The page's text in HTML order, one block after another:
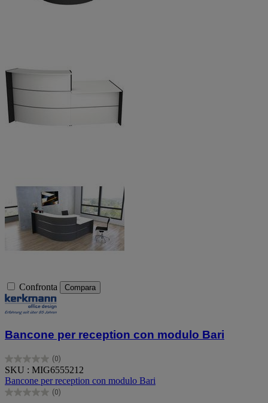
Confronta Compara
Bancone per reception con modulo Bari
(0)
0.0
su
5
stelle.
SKU : MIG6555212
Bancone per reception con modulo Bari
(0)
0.0